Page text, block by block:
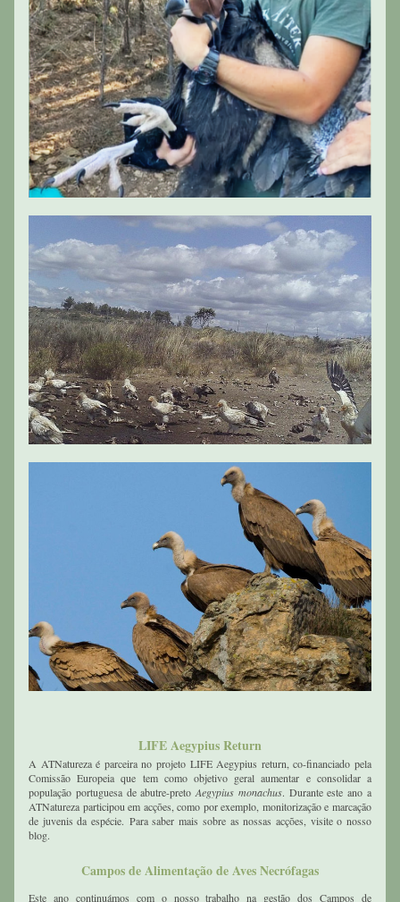
LIFE Aegypius Return
A ATNatureza é parceira no projeto LIFE Aegypius return, co-financiado pela
Comissão Europeia que tem como objetivo geral aumentar e consolidar a
população portuguesa de abutre-preto Aegypius monachus. Durante este ano a
ATNatureza participou em acções, como por exemplo, monitorização e marcação
de juvenis da espécie. Para saber mais sobre as nossas acções, visite o nosso
blog.
Campos de Alimentação de Aves Necrófagas
Este ano continuámos com o nosso trabalho na gestão dos Campos de